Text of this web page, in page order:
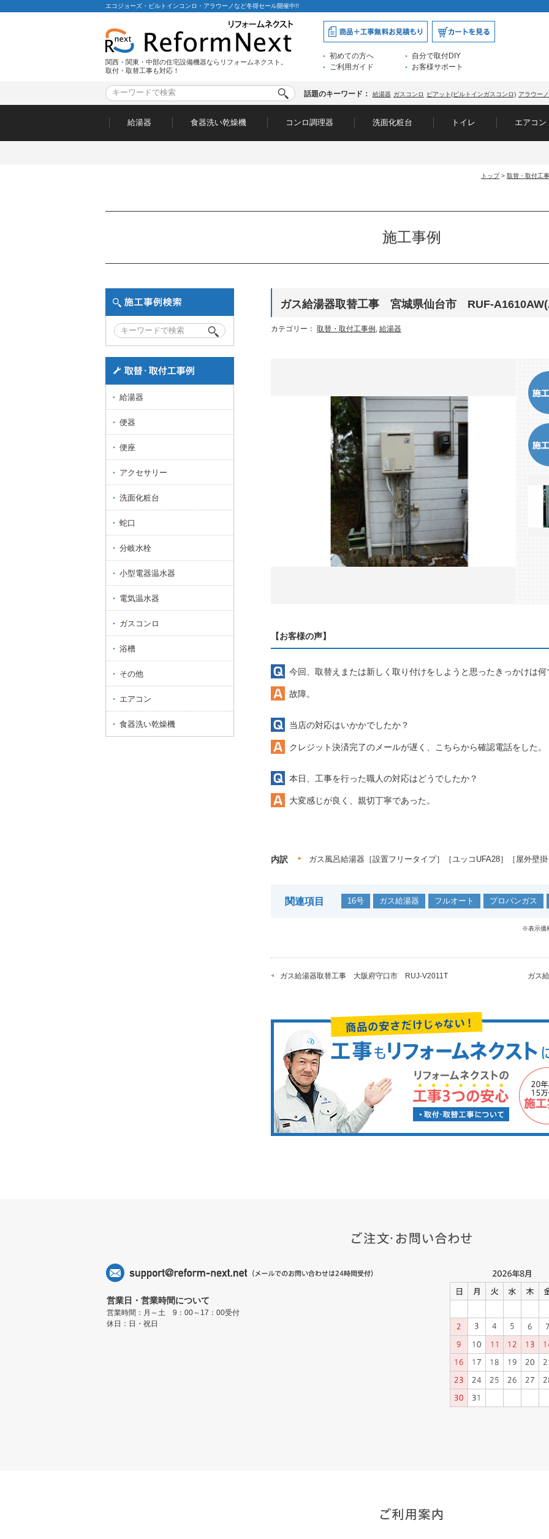
エコジョーズ・ビルトインコンロ・アラウーノなど冬得セール開催中!!
関西・関東・中部の住宅設備機器ならリフォームネクスト。
取付・取替工事も対応！
初めての方へ
自分で取付DIY
ご利用ガイド
お客様サポート
話題のキーワード： 給湯器 ガスコンロ ピアット(ビルトインガスコンロ) アラウー
給湯器 食器洗い乾燥機 コンロ調理器 洗面化粧台 トイレ エアコン
トップ> 取替・取付工
施工事例
ガス給湯器取替工事 宮城県仙台市 RUF-
カテゴリー： 取替・取付工事例 , 給湯器
【お客様の声】
今回、取替えまたは新しく取り付けをしようと思ったきっかけは何
故障。
当店の対応はいかかでしたか？
クレジット決済完了のメールが遅く、こちらから確認電話をした。
本日、工事を行った職人の対応はどうでしたか？
大変感じが良く、親切丁寧であった。
内訳 ガス風呂給湯器［設置フリータイプ］［ユッコUFA28］［屋外壁
関連項目 16号 ガス給湯器 フルオート プロパンガス
※表示価
ガス給湯器取替工事 大阪府守口市 RUJ-V2011T ガス
給湯器
便器
便座
アクセサリー
洗面化粧台
蛇口
分岐水栓
小型電器温水器
電気温水器
ガスコンロ
浴槽
その他
エアコン
食器洗い乾燥機
営業日・営業時間について
営業時間：月～土 9：00～17：00受付
休日：日・祝日